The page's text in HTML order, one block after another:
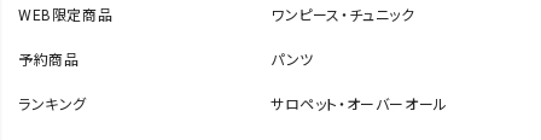
WEB限定商品
予約商品
ランキング
ワンピース・チュニック
パンツ
サロペット・オーバーオール